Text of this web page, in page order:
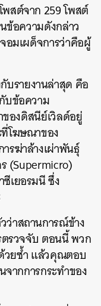
สต์จาก 259 โพสต์
ข้อความดังกล่าว
อมเผด็จการว่าคือผู้
รายงานล่าสุด คือ
บข้อความ
องดิสนีย์เวิลด์อยู่
โฆษณาของ
รฆ่าล้างเผ่าพันธุ์
(Supermicro)
เยอรมนี ซึ่ง
ว่าสถานการณ์ข้าง
ตรวจจับ ตอนนี้ พวก
วยซ้ำ แล้วคุณตอบ
ากการกระทำของ